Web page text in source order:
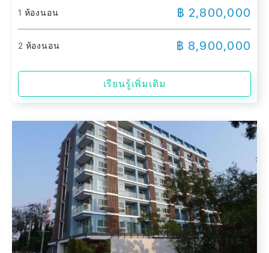
1 ห้องนอน ฿ 2,800,000
2 ห้องนอน ฿ 8,900,000
เรียนรู้เพิ่มเติม